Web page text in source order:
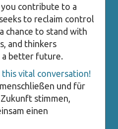
contribute to a
to reclaim control
chance to stand with
and thinkers
a better future.
vital conversation!
und für
stimmen,
einen